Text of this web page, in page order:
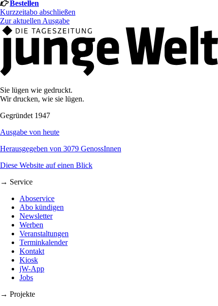
Bestellen
Kurzzeitabo abschließen
Zur aktuellen Ausgabe
Sie lügen wie gedruckt.
Wir drucken, wie sie lügen.
Gegründet 1947
Ausgabe von heute
Herausgegeben von 3079 GenossInnen
Diese Website auf einen Blick
→ Service
Aboservice
Abo kündigen
Newsletter
Werben
Veranstaltungen
Terminkalender
Kontakt
Kiosk
jW-App
Jobs
→ Projekte